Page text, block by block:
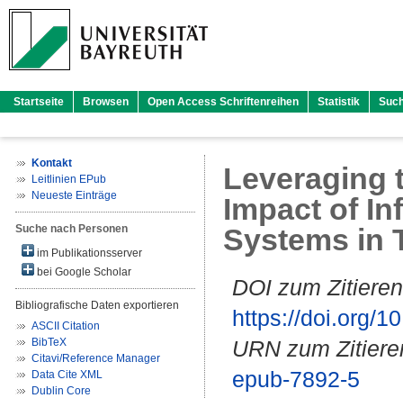
Startseite Browsen Open Access Schriftenreihen Statistik
Kontakt
Leitlinien EPub
Neueste Einträge
Suche nach Personen
im Publikationsserver
bei Google Scholar
Bibliografische Daten exportieren
ASCII Citation
BibTeX
Citavi/Reference Manager
Data Cite XML
Dublin Core
Leveraging
Impact of
Systems in
DOI zum
https://doi.org/
URN zum
epub-7892-5